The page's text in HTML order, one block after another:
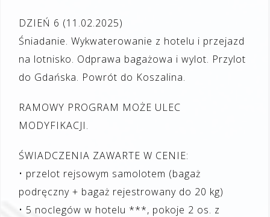
DZIEŃ 6 (11.02.2025)
Śniadanie. Wykwaterowanie z hotelu i przejazd
na lotnisko. Odprawa bagażowa i wylot. Przylot
do Gdańska. Powrót do Koszalina.
RAMOWY PROGRAM MOŻE ULEC
MODYFIKACJI.
ŚWIADCZENIA ZAWARTE W CENIE:
• przelot rejsowym samolotem (bagaż
podręczny + bagaż rejestrowany do 20 kg)
• 5 noclegów w hotelu ***, pokoje 2 os. z